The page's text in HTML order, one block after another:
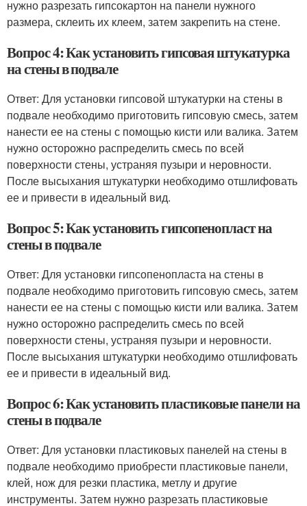
нужно разрезать гипсокартон на панели нужного
размера, склеить их клеем, затем закрепить на стене.
Вопрос 4: Как установить гипсовая штукатурка
на стены в подвале
Ответ: Для установки гипсовой штукатурки на стены в
подвале необходимо приготовить гипсовую смесь, затем
нанести ее на стены с помощью кисти или валика. Затем
нужно осторожно распределить смесь по всей
поверхности стены, устраняя пузыри и неровности.
После высыхания штукатурки необходимо отшлифовать
ее и привести в идеальный вид.
Вопрос 5: Как установить гипсопенопласт на
стены в подвале
Ответ: Для установки гипсопенопласта на стены в
подвале необходимо приготовить гипсовую смесь, затем
нанести ее на стены с помощью кисти или валика. Затем
нужно осторожно распределить смесь по всей
поверхности стены, устраняя пузыри и неровности.
После высыхания штукатурки необходимо отшлифовать
ее и привести в идеальный вид.
Вопрос 6: Как установить пластиковые панели на
стены в подвале
Ответ: Для установки пластиковых панелей на стены в
подвале необходимо приобрести пластиковые панели,
клей, нож для резки пластика, метлу и другие
инструменты. Затем нужно разрезать пластиковые